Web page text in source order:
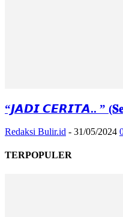
“𝙅𝘼𝘿𝙄 𝘾𝙀𝙍𝙄𝙏𝘼.. ”
Redaksi Bulir.id - 31/05/2024
TERPOPULER